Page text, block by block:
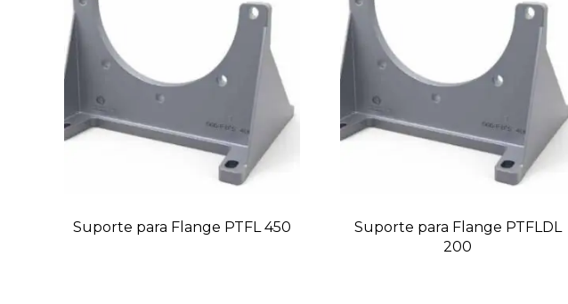
Suporte para Flange PTFL 450
Suporte para Flange PTFLDL
200